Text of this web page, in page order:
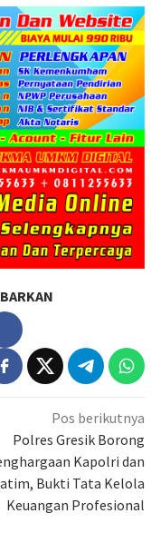
Pos berikutnya
Polres Gresik Borong
Kapolri dan
Bukti Tata Kelola
Keuangan Profesional